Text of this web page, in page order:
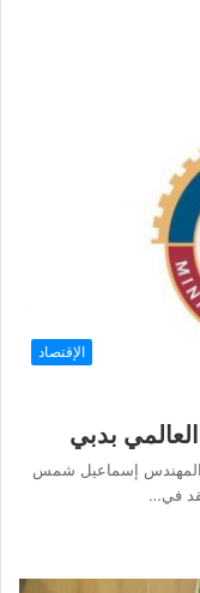
الإقتصاد
بدبي
المهندس إسماعيل شمس
في…